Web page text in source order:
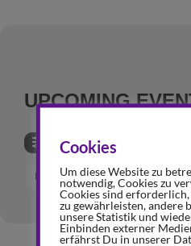
UPCOMING
KEINE VERANSTALTUNGEN
Cookies
Um diese Website zu
notwendig, Cookies zu
Cookies sind
zu gewährleisten, andere
unsere Statistik und
Einbinden externer
erfährst Du in unserer